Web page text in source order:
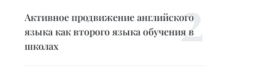
Активное продвижение английского
языка как второго языка обучения в
школах